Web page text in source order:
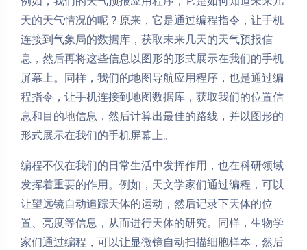
天的天气情况的呢？原来，它是通过编程指令，让手机
连接到气象局的数据库，获取未来几天的天气预报信
息，然后再将这些信息以图形的形式展示在我们的手机
屏幕上。同样，我们的地图导航应用程序，也是通过编
程指令，让手机连接到地图数据库，获取我们的位置信
息和目的地信息，然后计算出最佳的路线，并以图形的
形式展示在我们的手机屏幕上。
编程不仅在我们的日常生活中发挥作用，也在科研领域
发挥着重要的作用。例如，天文学家们通过编程，可以
让望远镜自动追踪天体的运动，然后记录下天体的位
置、亮度等信息，从而进行天体的研究。同样，生物学
家们通过编程，可以让显微镜自动扫描细胞样本，然后